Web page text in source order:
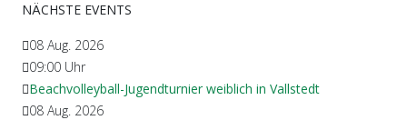
NÄCHSTE EVENTS
08 Aug. 2026
09:00 Uhr
Beachvolleyball-Jugendturnier weiblich in Vallstedt
08 Aug. 2026